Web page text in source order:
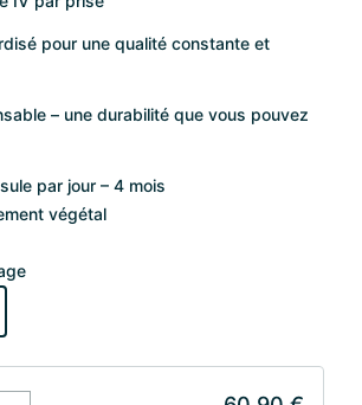
pour une qualité constante et
– une durabilité que vous pouvez
par jour – 4 mois
végétal